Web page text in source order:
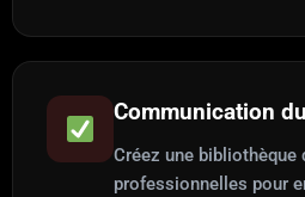
Communication
Créez une bibliothèque
professionnelles pour